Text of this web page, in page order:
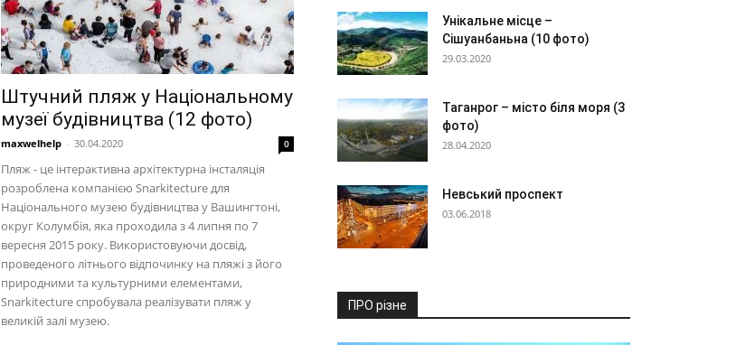
Штучний пляж у Національному
музеї будівництва (12 фото)
maxwelhelp - 30.04.2020 0
Пляж - це інтерактивна архітектурна інсталяція
розроблена компанією Snarkitecture для
Національного музею будівництва у Вашингтоні,
округ Колумбія, яка проходила з 4 липня по 7
вересня 2015 року. Використовуючи досвід,
проведеного літнього відпочинку на пляжі з його
природними та культурними елементами,
Snarkitecture спробувала реалізувати пляж у
великій залі музею.
Унікальне місце –
Сішуанбаньна (10 фото)
29.03.2020
Таганрог – місто біля моря (3
фото)
28.04.2020
Невський проспект
03.06.2018
ПРО різне